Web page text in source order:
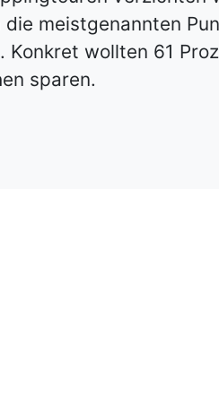
die meistgenannten
wollten 61
sparen.